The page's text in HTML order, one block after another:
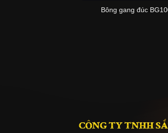
Bông gang đúc
CÔNG TY TNHH